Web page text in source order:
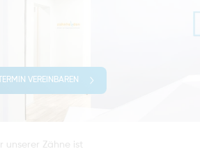
VEREINBAREN
unserer Zähne ist